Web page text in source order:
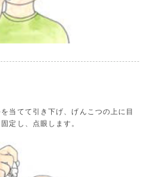
当てて引き下げ、げんこつの上に目
定し、点眼します。